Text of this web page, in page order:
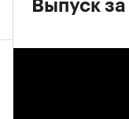
Выпуск